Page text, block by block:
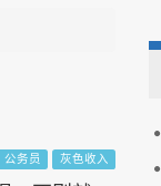
公务员 灰色收入